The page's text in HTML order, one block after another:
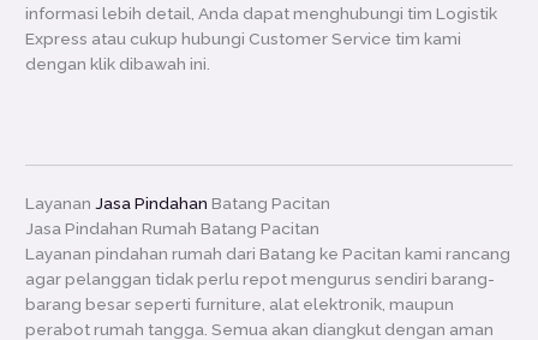
informasi lebih detail, Anda dapat menghubungi tim Logistik
Express atau cukup hubungi Customer Service tim kami
dengan klik dibawah ini.
Layanan Jasa Pindahan Batang Pacitan
Jasa Pindahan Rumah Batang Pacitan
Layanan pindahan rumah dari Batang ke Pacitan kami rancang
agar pelanggan tidak perlu repot mengurus sendiri barang-
barang besar seperti furniture, alat elektronik, maupun
perabot rumah tangga. Semua akan diangkut dengan aman